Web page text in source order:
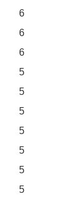
6
6
6
5
5
5
5
5
5
5